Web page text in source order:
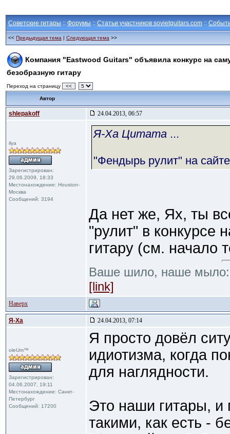
Советские гитары :: Форумы :: Статьи участников sovietguitars.com ::
<< Предыдущая тема | Следующая тема >>
Компания "Eastwood Guitars" объявила конкурс на
безобразную гитару
Переход на страницу <<
Автор
shlepakoff 24.04.2013, 06:57
ilya
Зарегистрирован:
29.06.2009, 18:33
Местонахождение: Houston-
Москва
Сообщений: 3194
Я-Ха Цитата ...
"Фендырь рулит" на
Да нет же, Ях, ты
"рулит" в конкурсе
гитару (см. начало
Ваше шило, наше
[link]
Наверх
Я-Ха 24.04.2013, 07:14
oleUm™
Зарегистрирован:
04.06.2007, 19:11
Местонахождение: Санкт-
Петербург
Сообщений: 17200
Я просто довёл
идиотизма, когда
для наглядности.
Это наши гитары,
такими, как есть -